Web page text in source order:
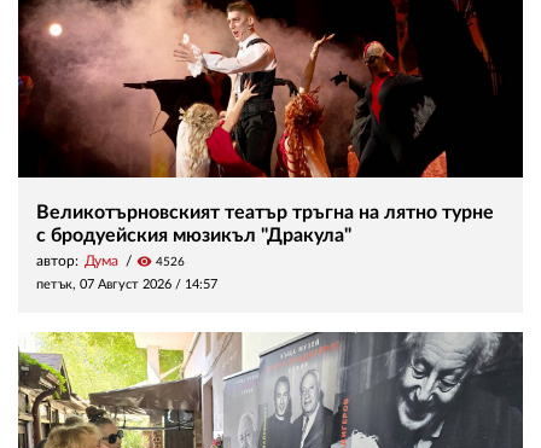
Великотърновският театър тръгна на лятно турне
с бродуейския мюзикъл "Дракула"
автор: Дума visibility 4526
петък, 07 Август 2026 / 14:57